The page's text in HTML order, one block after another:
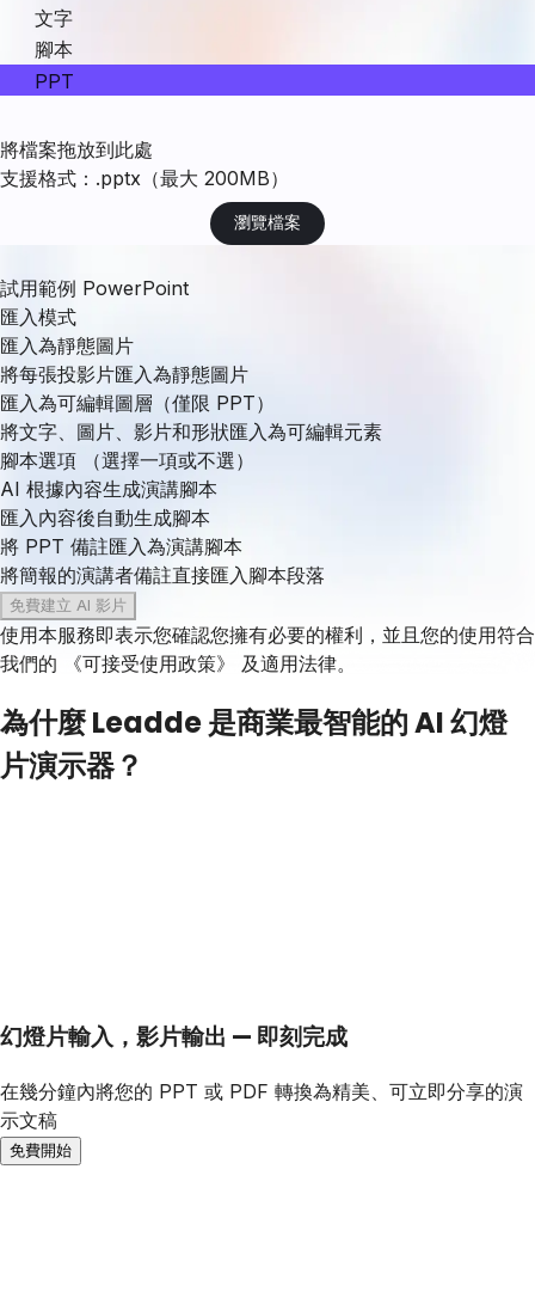
文字
腳本
PPT
將檔案拖放到此處
支援格式：.pptx（最大 200MB）
瀏覽檔案
試用範例 PowerPoint
匯入模式
匯入為靜態圖片
將每張投影片匯入為靜態圖片
匯入為可編輯圖層（僅限 PPT）
將文字、圖片、影片和形狀匯入為可編輯元素
腳本選項
（選擇一項或不選）
AI 根據內容生成演講腳本
匯入內容後自動生成腳本
將 PPT 備註匯入為演講腳本
將簡報的演講者備註直接匯入腳本段落
免費建立 AI 影片
使用本服務即表示您確認您擁有必要的權利，並且您的使用符合
我們的
《可接受使用政策》 及適用法律。
為什麼 Leadde 是商業最智能的 AI 幻燈
片演示器？
幻燈片輸入，影片輸出 — 即刻完成
在幾分鐘內將您的 PPT 或 PDF 轉換為精美、可立即分享的演
示文稿
免費開始